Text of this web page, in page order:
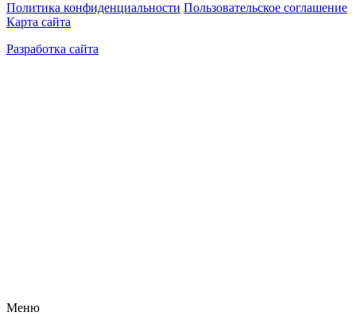
Политика конфиденциальности Пользовательское соглашение
Карта сайта
Разработка сайта
Меню